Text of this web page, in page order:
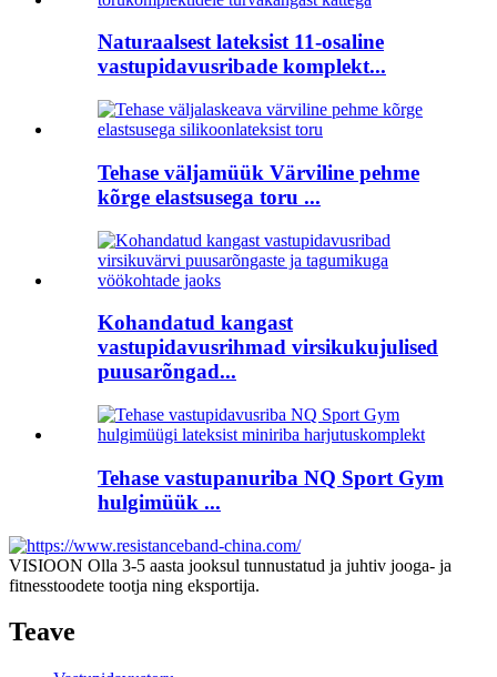
Naturaalsest lateksist 11-osaline
vastupidavusribade komplekt...
Tehase väljamüük Värviline pehme
kõrge elastsusega toru ...
Kohandatud kangast
vastupidavusrihmad virsikukujulised
puusarõngad...
Tehase vastupanuriba NQ Sport Gym
hulgimüük ...
VISIOON Olla 3-5 aasta jooksul tunnustatud ja juhtiv jooga- ja
fitnesstoodete tootja ning eksportija.
Teave